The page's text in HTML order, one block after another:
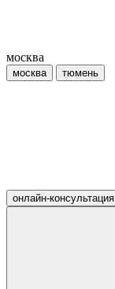
москва
москва тюмень
онлайн-консультация